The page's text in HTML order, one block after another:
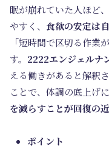
眠が崩れていた人ほど
やすく、 食欲の安定は
「短時間で区切る作業
す。 2222エンジェルナ
える働きがあると解釈
ことで、体調の底上げ
を減らすことが回復の
ポイント